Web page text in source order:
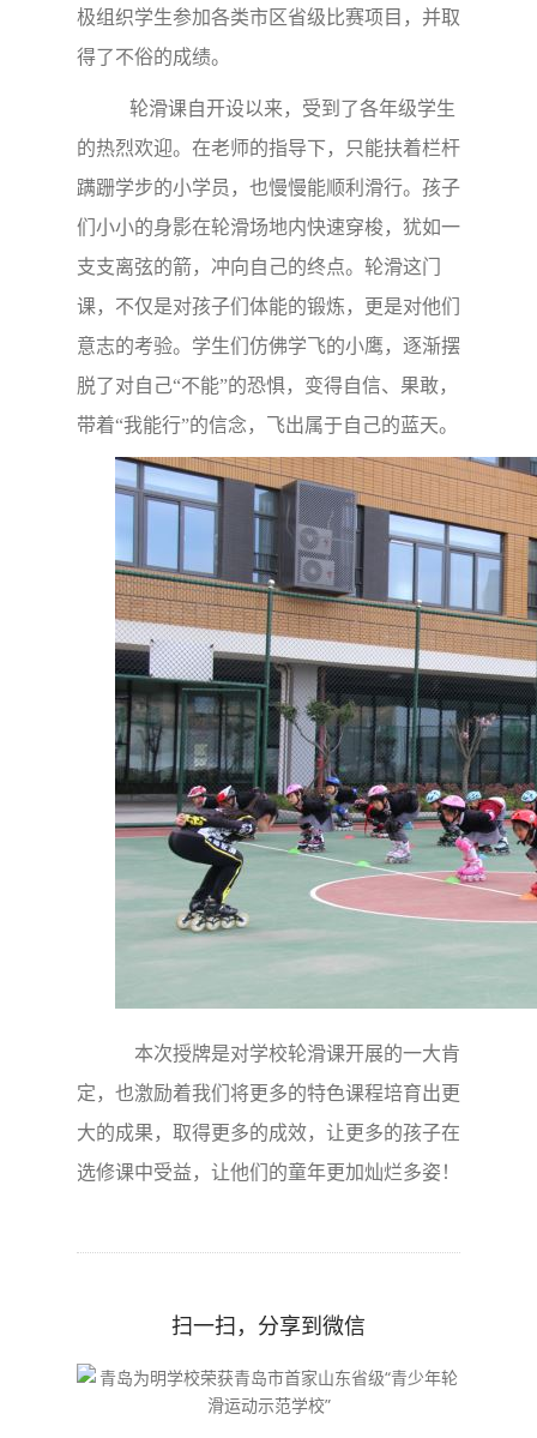
极组织学生参加各类市区省级比赛项目，并取
得了不俗的成绩。
轮滑课自开设以来，受到了各年级学生
的热烈欢迎。在老师的指导下，只能扶着栏杆
蹒跚学步的小学员，也慢慢能顺利滑行。孩子
们小小的身影在轮滑场地内快速穿梭，犹如一
支支离弦的箭，冲向自己的终点。轮滑这门
课，不仅是对孩子们体能的锻炼，更是对他们
意志的考验。学生们仿佛学飞的小鹰，逐渐摆
脱了对自己“不能”的恐惧，变得自信、果敢，
带着“我能行”的信念，飞出属于自己的蓝天。
本次授牌是对学校轮滑课开展的一大肯
定，也激励着我们将更多的特色课程培育出更
大的成果，取得更多的成效，让更多的孩子在
选修课中受益，让他们的童年更加灿烂多姿！
扫一扫，分享到微信